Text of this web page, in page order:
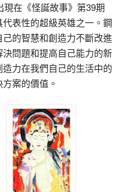
在《怪誕故事》第39期
表性的超級英雄之一。鋼
的智慧和創造力不斷改進
問題和提高自己能力的新
力在我們自己的生活中的
案的價值。